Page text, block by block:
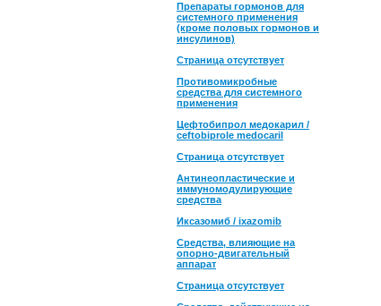
Препараты гормонов для
системного применения
(кроме половых гормонов и
инсулинов)
Страница отсутствует
Противомикробные
средства для системного
применения
Цефтобипрол медокарил /
ceftobiprole medocaril
Страница отсутствует
Антинеопластические и
иммуномодулирующие
средства
Иксазомиб / ixazomib
Средства, влияющие на
опорно-двигательный
аппарат
Страница отсутствует